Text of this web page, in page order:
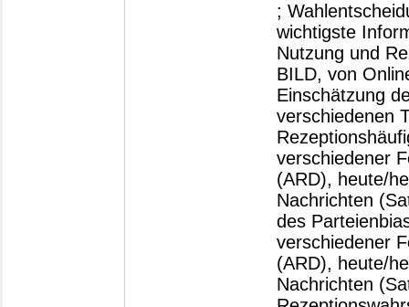
;
wichtigste
Nutzung und
BILD, von
Einschätzung
verschiedenen
verschiedener
(ARD), heute/
Nachrichten
des
verschiedener
(ARD), heute/
Nachrichten